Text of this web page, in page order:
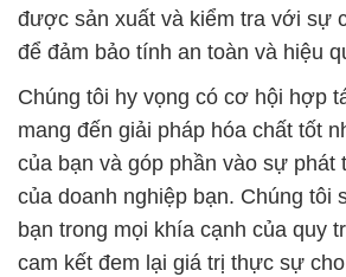
được sản xuất và kiểm tra với sự
để đảm bảo tính an toàn và hiệu
Chúng tôi hy vọng có cơ hội hợp
mang đến giải pháp hóa chất tốt
của bạn và góp phần vào sự phát
của doanh nghiệp bạn. Chúng tôi
bạn trong mọi khía cạnh của quy
cam kết đem lại giá trị thực sự